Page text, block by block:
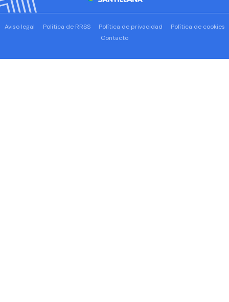
Aviso legal Política de RRSS Política de privacidad
Política de cookies
Contacto